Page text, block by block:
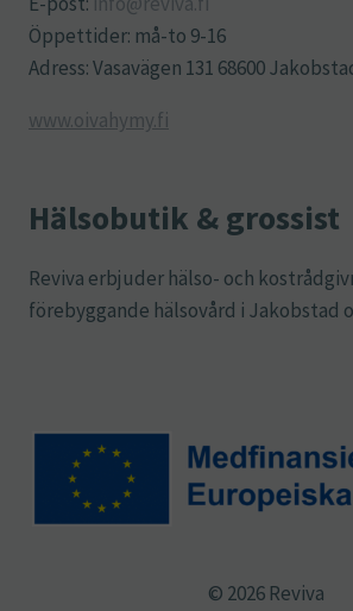
Öppettider: må-to 9-16
Adress: Vasavägen 131 68600
www.oivahymy.fi
Hälsobutik & grossist
Reviva erbjuder hälso- och
förebyggande hälsovård i Jakobstad
© 2026 Reviva